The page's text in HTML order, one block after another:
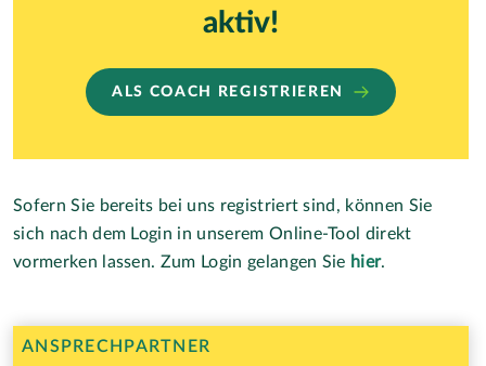
aktiv!
ALS COACH REGISTRIEREN
Sofern Sie bereits bei uns registriert sind, können Sie
sich nach dem Login in unserem Online-Tool direkt
vormerken lassen. Zum Login gelangen Sie hier.
ANSPRECHPARTNER